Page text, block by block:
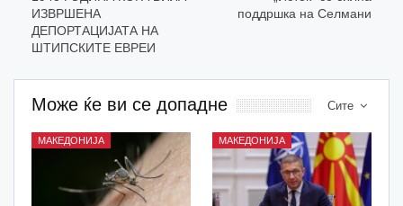
ИЗВРШЕНА
ДЕПОРТАЦИЈАТА НА
ШТИПСКИТЕ ЕВРЕИ
поддршка на Селмани
Сите
Може ќе ви се допадне
МАКЕДОНИЈА МАКЕДОНИЈА